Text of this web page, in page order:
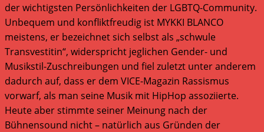
der wichtigsten Persönlichkeiten der LGBTQ-Community.
Unbequem und konfliktfreudig ist MYKKI BLANCO
meistens, er bezeichnet sich selbst als „schwule
Transvestitin“, widerspricht jeglichen Gender- und
Musikstil-Zuschreibungen und fiel zuletzt unter anderem
dadurch auf, dass er dem VICE-Magazin Rassismus
vorwarf, als man seine Musik mit HipHop assoziierte.
Heute aber stimmte seiner Meinung nach der
Bühnensound nicht – natürlich aus Gründen der